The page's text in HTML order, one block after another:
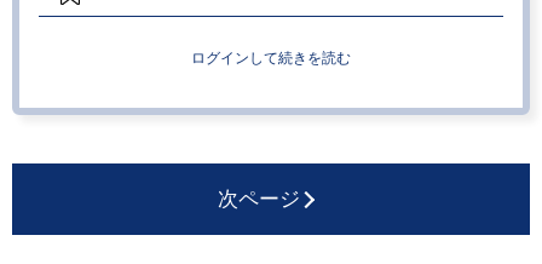
ログインして続きを読む
次ページ